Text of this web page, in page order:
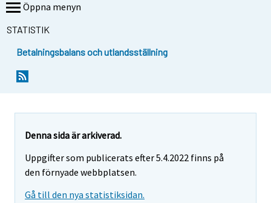
Öppna menyn
STATISTIK
Betalningsbalans och utlandsställning
Denna sida är arkiverad.
Uppgifter som publicerats efter 5.4.2022 finns på
den förnyade webbplatsen.
Gå till den nya statistiksidan.